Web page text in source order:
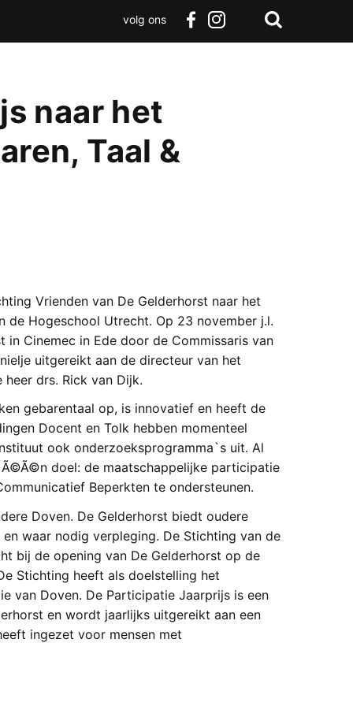
volg ons
naar het
Taal &
Vrienden van De Gelderhorst naar het
de Hogeschool Utrecht. Op 23 november j.l.
Cinemec in Ede door de Commissaris van
uitgereikt aan de directeur van het
drs. Rick van Dijk.
gebarentaal op, is innovatief en heeft de
Docent en Tolk hebben momenteel
ook onderzoeksprogramma`s uit. Al
doel: de maatschappelijke participatie
Beperkten te ondersteunen.
Doven. De Gelderhorst biedt oudere
waar nodig verpleging. De Stichting van de
bij de opening van De Gelderhorst op de
Stichting heeft als doelstelling het
van Doven. De Participatie Jaarprijs is een
en wordt jaarlijks uitgereikt aan een
ingezet voor mensen met
Zoeken
Terug